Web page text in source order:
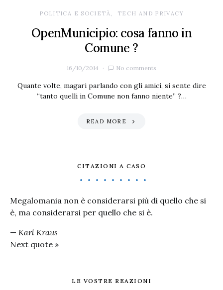
POLITICA E SOCIETÀ TECH AND PRIVACY
OpenMunicipio: cosa fanno in
Comune ?
16/10/2014 No comments
Quante volte, magari parlando con gli amici, si sente dire
“tanto quelli in Comune non fanno niente” ?…
READ MORE
CITAZIONI A CASO
Megalomania non è considerarsi più di quello che si
è, ma considerarsi per quello che si è.
— Karl Kraus
Next quote »
LE VOSTRE REAZIONI